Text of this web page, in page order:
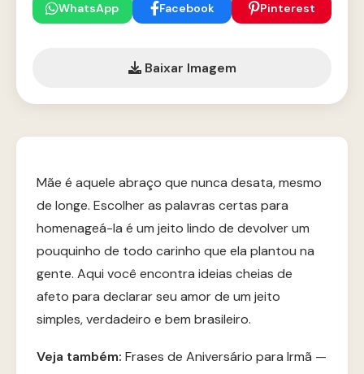
WhatsApp Facebook Pinterest
Baixar Imagem
Mãe é aquele abraço que nunca desata, mesmo
de longe. Escolher as palavras certas para
homenageá-la é um jeito lindo de devolver um
pouquinho de todo carinho que ela plantou na
gente. Aqui você encontra ideias cheias de
afeto para declarar seu amor de um jeito
simples, verdadeiro e bem brasileiro.
Veja também: Frases de Aniversário para Irmã —